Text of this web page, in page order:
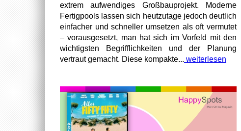
extrem aufwendiges Großbauprojekt. Moderne
Fertigpools lassen sich heutzutage jedoch deutlich
einfacher und schneller umsetzen als oft vermutet
– vorausgesetzt, man hat sich im Vorfeld mit den
wichtigsten Begrifflichkeiten und der Planung
vertraut gemacht. Diese kompakte... weiterlesen